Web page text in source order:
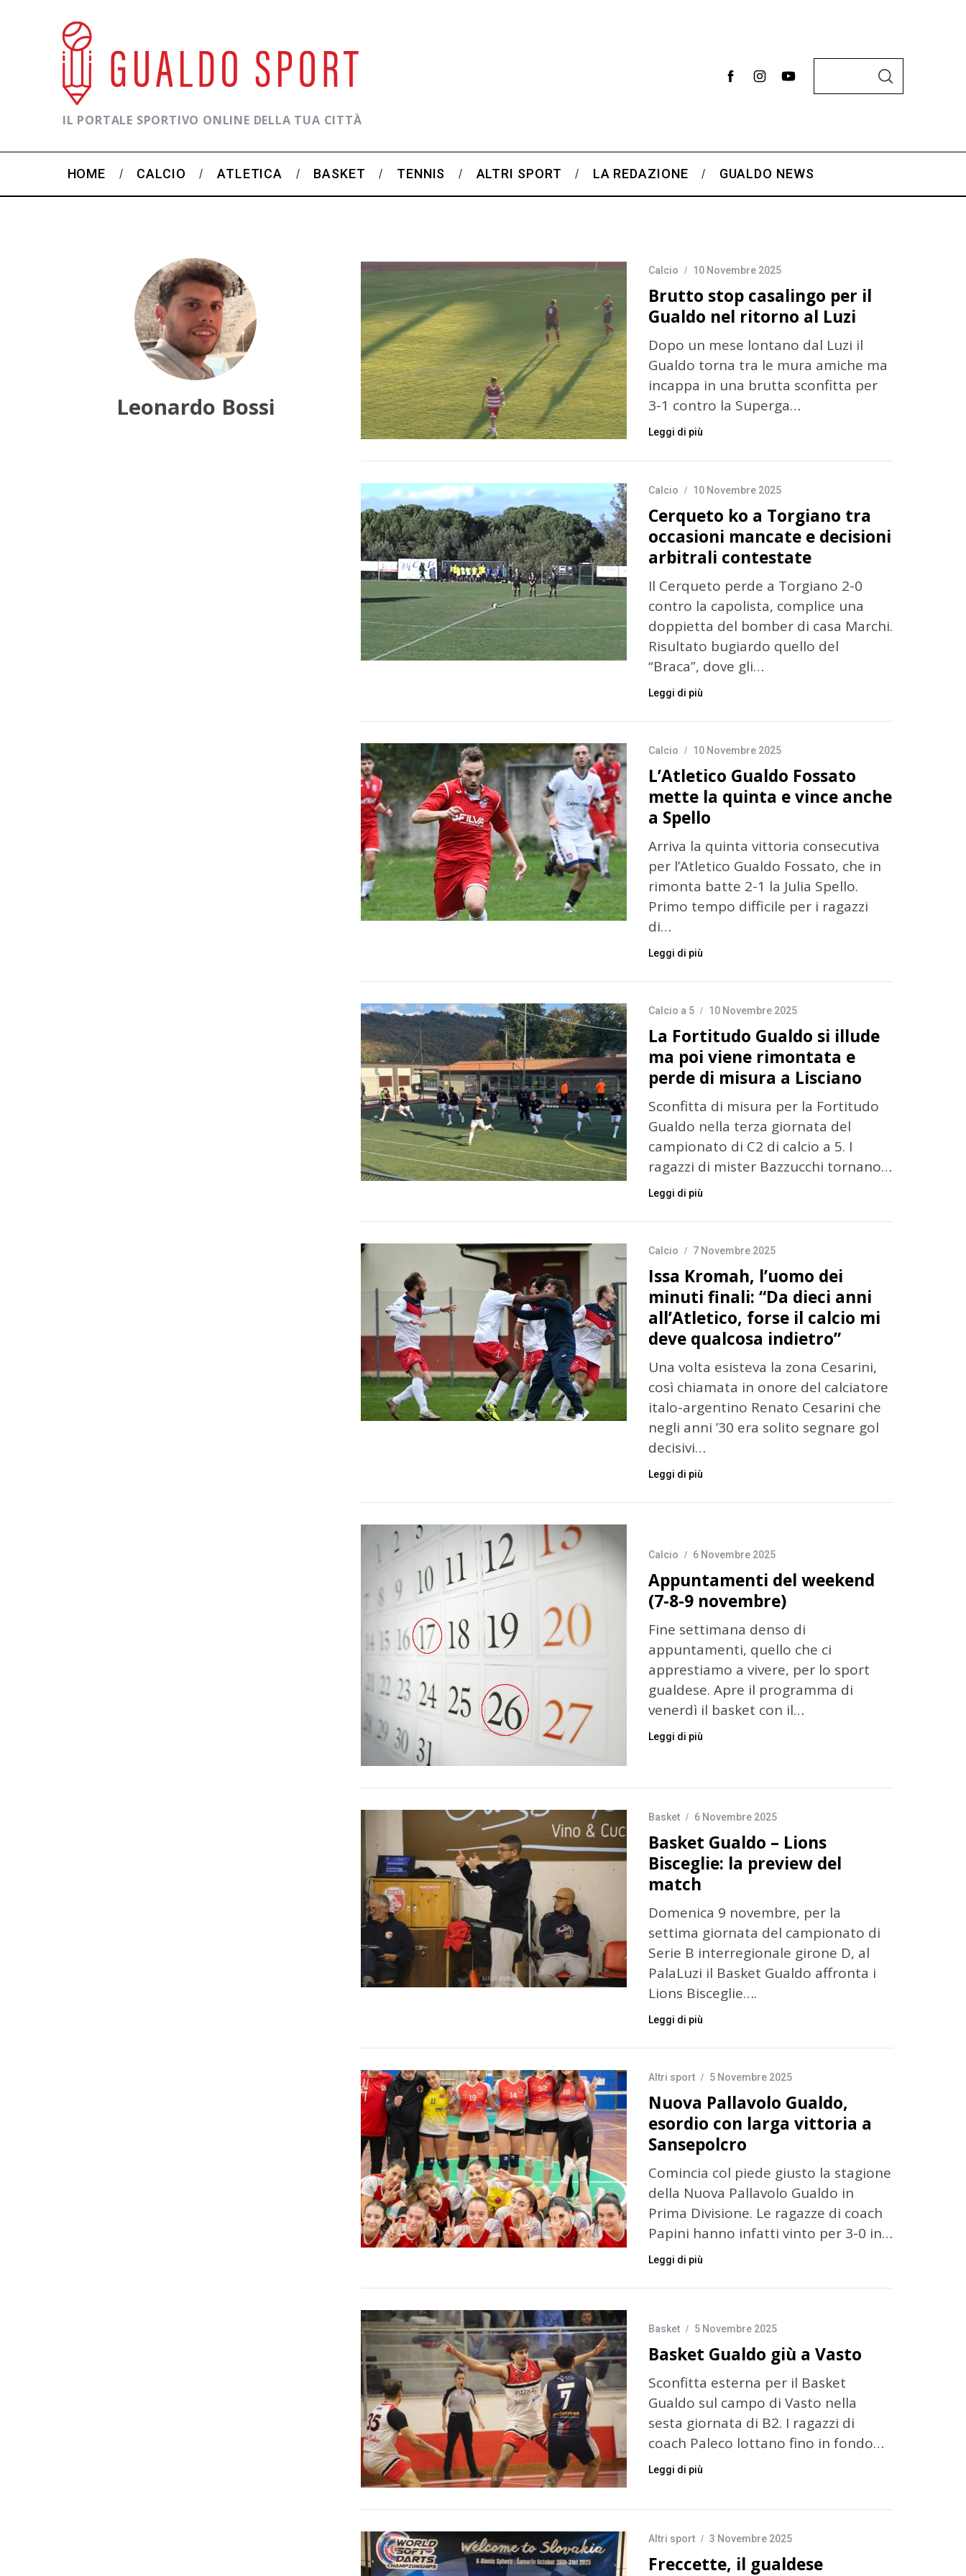
IL PORTALE SPORTIVO ONLINE DELLA TUA CITTÀ
a
C
HOME CALCIO ATLETICA BASKET TENNIS ALTRI SPORT LA REDAZIONE GUALDO NEWS
Leonardo Bossi
Calcio 10 Novembre 2025
Brutto stop casalingo per il
Gualdo nel ritorno al Luzi
Dopo un mese lontano dal Luzi il
Gualdo torna tra le mura amiche ma
incappa in una brutta sconfitta per
3-1 contro la Superga…
Leggi di più
Calcio 10 Novembre 2025
Cerqueto ko a Torgiano tra
occasioni mancate e decisioni
arbitrali contestate
Il Cerqueto perde a Torgiano 2-0
contro la capolista, complice una
doppietta del bomber di casa Marchi.
Risultato bugiardo quello del
“Braca”, dove gli…
Leggi di più
Calcio 10 Novembre 2025
L’Atletico Gualdo Fossato
mette la quinta e vince anche
a Spello
Arriva la quinta vittoria consecutiva
per l’Atletico Gualdo Fossato, che in
rimonta batte 2-1 la Julia Spello.
Primo tempo difficile per i ragazzi
di…
Leggi di più
Calcio a 5 10 Novembre 2025
La Fortitudo Gualdo si illude
ma poi viene rimontata e
perde di misura a Lisciano
Sconfitta di misura per la Fortitudo
Gualdo nella terza giornata del
campionato di C2 di calcio a 5. I
ragazzi di mister Bazzucchi tornano…
Leggi di più
Calcio 7 Novembre 2025
Issa Kromah, l’uomo dei
minuti finali: “Da dieci anni
all’Atletico, forse il calcio mi
deve qualcosa indietro”
Una volta esisteva la zona Cesarini,
così chiamata in onore del calciatore
italo-argentino Renato Cesarini che
negli anni ’30 era solito segnare gol
decisivi…
Leggi di più
Calcio 6 Novembre 2025
Appuntamenti del weekend
(7-8-9 novembre)
Fine settimana denso di
appuntamenti, quello che ci
apprestiamo a vivere, per lo sport
gualdese. Apre il programma di
venerdì il basket con il…
Leggi di più
Basket 6 Novembre 2025
Basket Gualdo – Lions
Bisceglie: la preview del
match
Domenica 9 novembre, per la
settima giornata del campionato di
Serie B interregionale girone D, al
PalaLuzi il Basket Gualdo affronta i
Lions Bisceglie….
Leggi di più
Altri sport 5 Novembre 2025
Nuova Pallavolo Gualdo,
esordio con larga vittoria a
Sansepolcro
Comincia col piede giusto la stagione
della Nuova Pallavolo Gualdo in
Prima Divisione. Le ragazze di coach
Papini hanno infatti vinto per 3-0 in…
Leggi di più
Basket 5 Novembre 2025
Basket Gualdo giù a Vasto
Sconfitta esterna per il Basket
Gualdo sul campo di Vasto nella
sesta giornata di B2. I ragazzi di
coach Paleco lottano fino in fondo…
Leggi di più
Altri sport 3 Novembre 2025
Freccette, il gualdese